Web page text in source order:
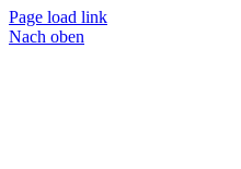
Page load link
Nach oben